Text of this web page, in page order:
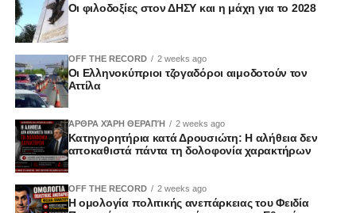
Οι φιλοδοξίες στον ΔΗΣΥ και η μάχη για το 2028
OFF THE RECORD 2 weeks ago
Οι Ελληνοκύπριοι τζογαδόροι αιμοδοτούν τον
Αττίλα
ΆΡΘΡΑ ΧΆΡΗ ΘΕΡΑΠΉ 2 weeks ago
Κατηγορητήρια κατά Δρουσιώτη: Η αλήθεια δεν
αποκαθιστά πάντα τη δολοφονία χαρακτήρων
OFF THE RECORD 2 weeks ago
Η ομολογία πολιτικής ανεπάρκειας του Φειδία